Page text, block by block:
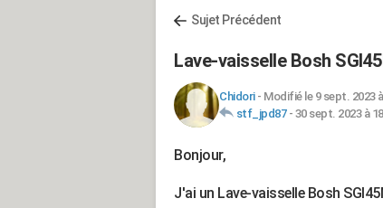
Sujet Précédent
Lave-vaisselle Bosh
Chidori- Modifié le 9 sept. 2023
stf_jpd87- 30 sept. 2023 à
Bonjour,
J'ai un Lave-vaisselle Bosh